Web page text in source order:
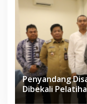
Penyandang
Dibekali